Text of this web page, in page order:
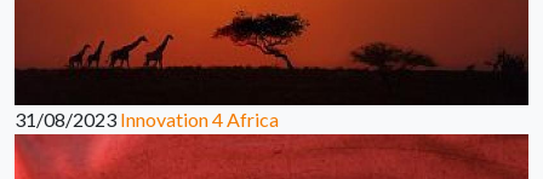
31/08/2023 Innovation 4 Africa